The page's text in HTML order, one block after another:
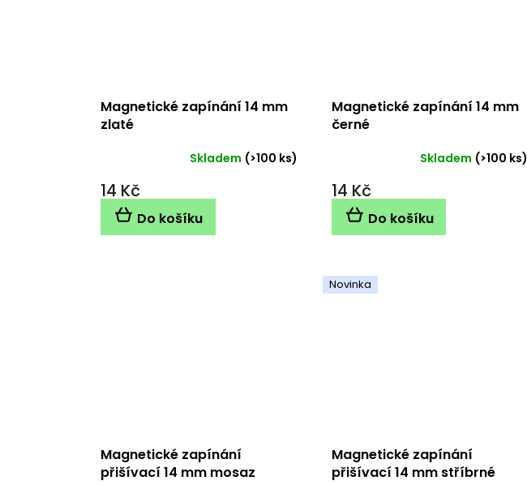
Magnetické zapínání 14 mm
zlaté
Skladem (>100 ks)
14 Kč
Do košíku
Magnetické zapínání 14 mm
černé
Skladem (>100 ks)
14 Kč
Do košíku
Magnetické zapínání
přišívací 14 mm mosaz
Novinka
Magnetické zapínání
přišívací 14 mm stříbrné